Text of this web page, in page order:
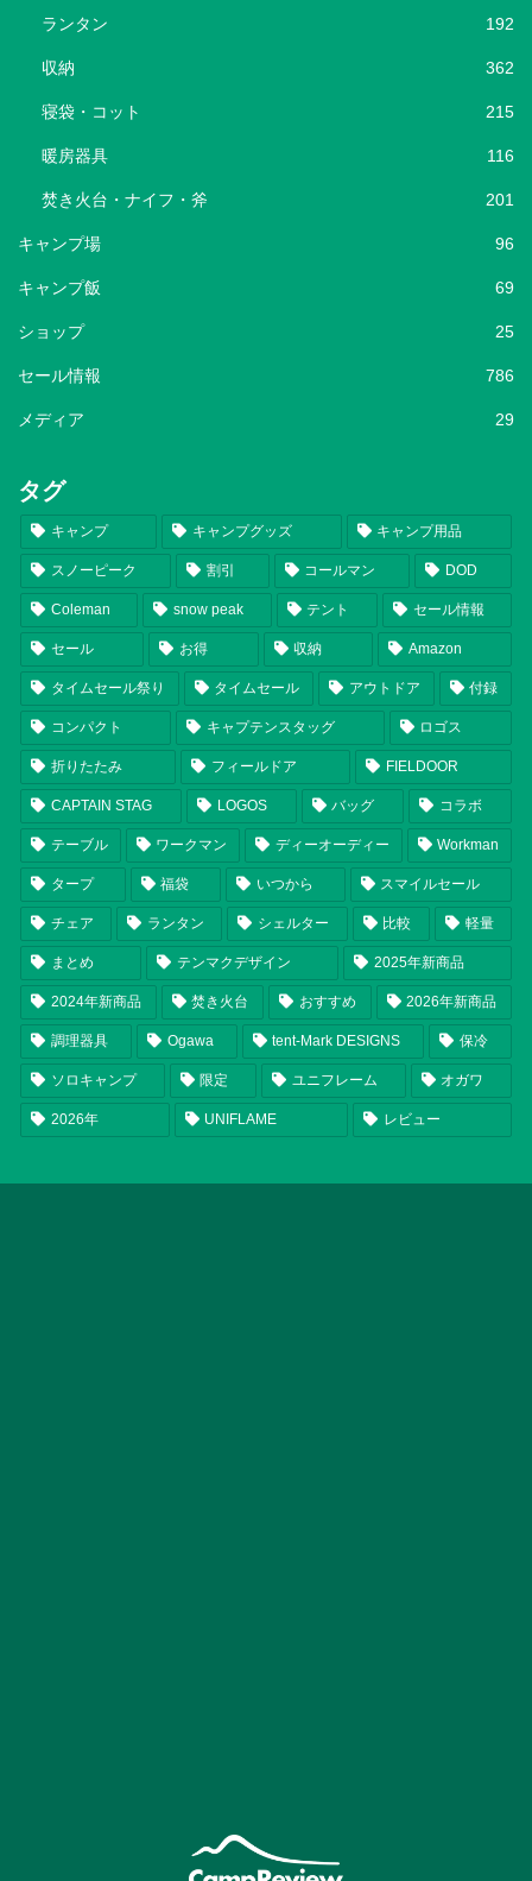
ランタン 192
収納 362
寝袋・コット 215
暖房器具 116
焚き火台・ナイフ・斧 201
キャンプ場 96
キャンプ飯 69
ショップ 25
セール情報 786
メディア 29
タグ
キャンプ キャンプグッズ キャンプ用品
スノーピーク 割引 コールマン DOD
Coleman snow peak テント セール情報
セール お得 収納 Amazon
タイムセール祭り タイムセール アウトドア 付録
コンパクト キャプテンスタッグ ロゴス
折りたたみ フィールドア FIELDOOR
CAPTAIN STAG LOGOS バッグ コラボ
テーブル ワークマン ディーオーディー Workman
タープ 福袋 いつから スマイルセール
チェア ランタン シェルター 比較 軽量
まとめ テンマクデザイン 2025年新商品
2024年新商品 焚き火台 おすすめ 2026年新商品
調理器具 Ogawa tent-Mark DESIGNS 保冷
ソロキャンプ 限定 ユニフレーム オガワ
2026年 UNIFLAME レビュー